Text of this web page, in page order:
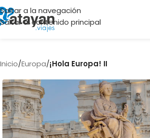
Saltar a la navegación
Saltar al contenido principal
Inicio/Europa/¡Hola Europa! II